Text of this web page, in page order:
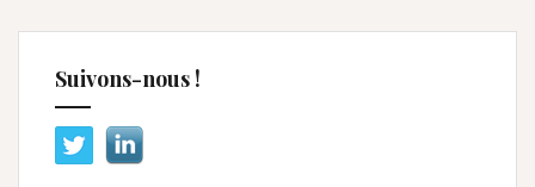
Suivons-nous !